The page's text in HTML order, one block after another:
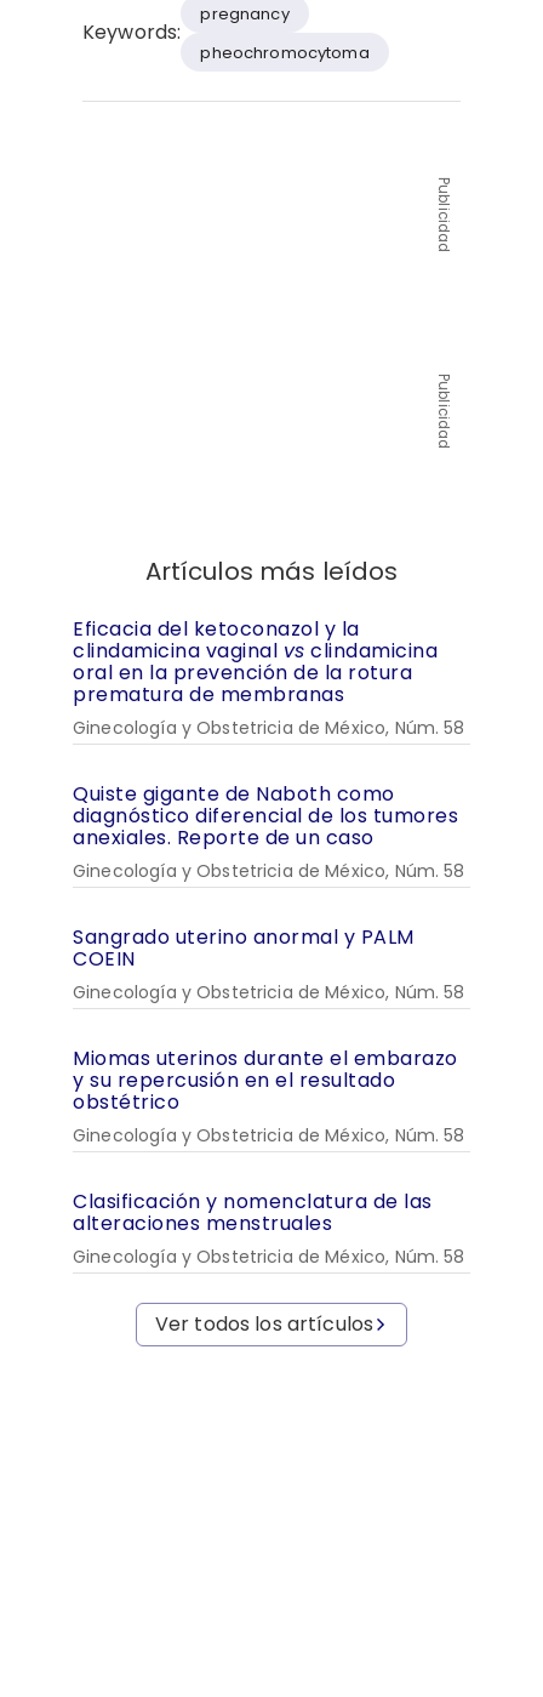
Keywords:
pregnancy
pheochromocytoma
Publicidad
Publicidad
Artículos más leídos
Eficacia del ketoconazol y la
clindamicina vaginal vs clindamicina
oral en la prevención de la rotura
prematura de membranas
Ginecología y Obstetricia de México, Núm. 58
Quiste gigante de Naboth como
diagnóstico diferencial de los tumores
anexiales. Reporte de un caso
Ginecología y Obstetricia de México, Núm. 58
Sangrado uterino anormal y PALM
COEIN
Ginecología y Obstetricia de México, Núm. 58
Miomas uterinos durante el embarazo
y su repercusión en el resultado
obstétrico
Ginecología y Obstetricia de México, Núm. 58
Clasificación y nomenclatura de las
alteraciones menstruales
Ginecología y Obstetricia de México, Núm. 58
Ver todos los artículos